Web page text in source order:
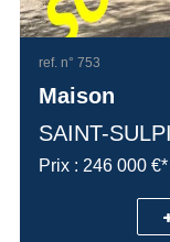
ref. n° 753
Maison
SAINT-
Prix : 246 000 €*